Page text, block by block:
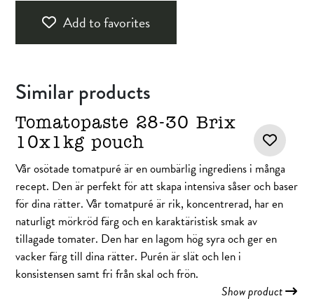
Add to favorites
Similar products
Tomatopaste 28-30 Brix
10x1kg pouch
Vår osötade tomatpuré är en oumbärlig ingrediens i många
recept. Den är perfekt för att skapa intensiva såser och baser
för dina rätter. Vår tomatpuré är rik, koncentrerad, har en
naturligt mörkröd färg och en karaktäristisk smak av
tillagade tomater. Den har en lagom hög syra och ger en
vacker färg till dina rätter. Purén är slät och len i
konsistensen samt fri från skal och frön.
Show product